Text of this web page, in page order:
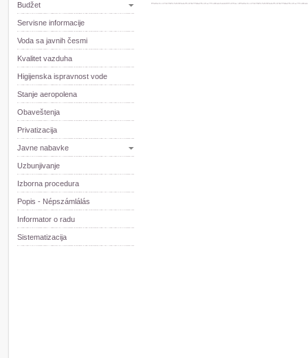
Budžet
Servisne informacije
Voda sa javnih česmi
Kvalitet vazduha
Higijenska ispravnost vode
Stanje aeropolena
Obaveštenja
Privatizacija
Javne nabavke
Uzbunjivanje
Izborna procedura
Popis - Népszámlálás
Informator o radu
Sistematizacija